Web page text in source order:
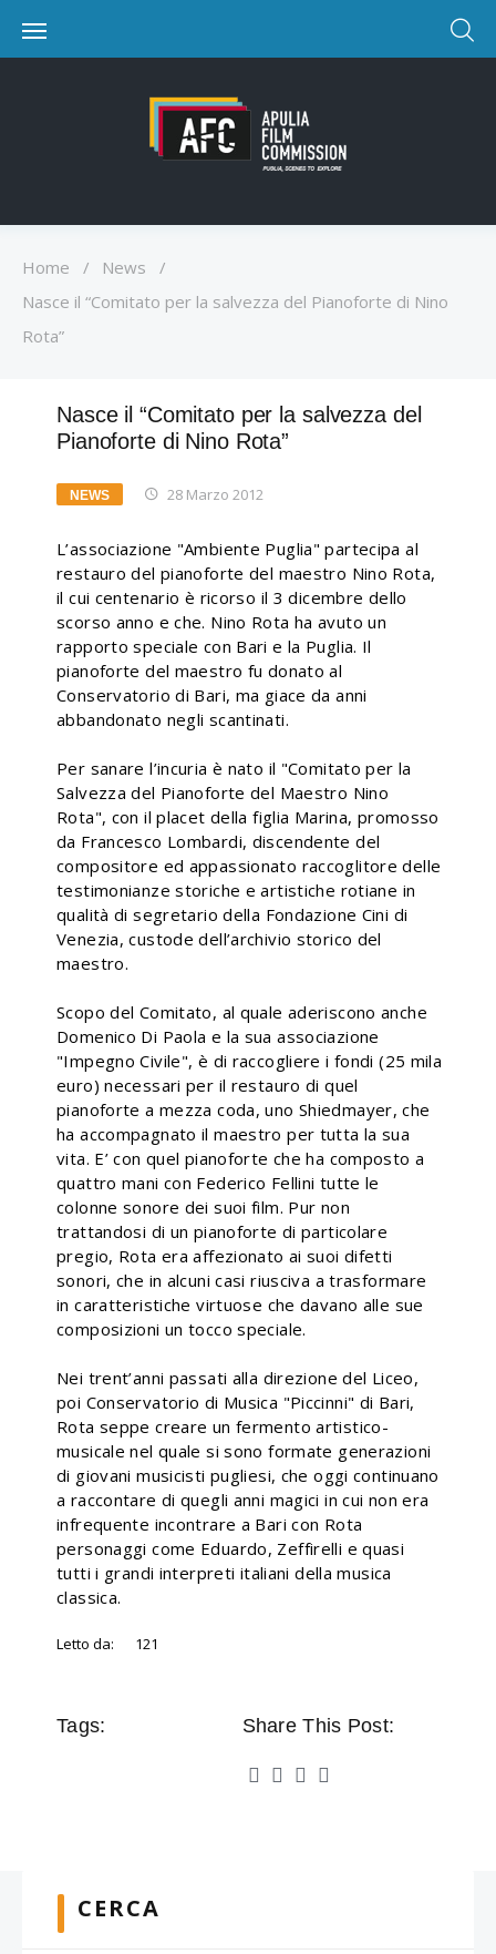
Home / News
/
Nasce il “Comitato per la salvezza del Pianoforte di Nino
Rota”
Nasce il “Comitato per la salvezza del
Pianoforte di Nino Rota”
NEWS 28 Marzo 2012
L’associazione "Ambiente Puglia" partecipa al
restauro del pianoforte del maestro Nino Rota,
il cui centenario è ricorso il 3 dicembre dello
scorso anno e che. Nino Rota ha avuto un
rapporto speciale con Bari e la Puglia. Il
pianoforte del maestro fu donato al
Conservatorio di Bari, ma giace da anni
abbandonato negli scantinati.
Per sanare l’incuria è nato il "Comitato per la
Salvezza del Pianoforte del Maestro Nino
Rota", con il placet della figlia Marina, promosso
da Francesco Lombardi, discendente del
compositore ed appassionato raccoglitore delle
testimonianze storiche e artistiche rotiane in
qualità di segretario della Fondazione Cini di
Venezia, custode dell’archivio storico del
maestro.
Scopo del Comitato, al quale aderiscono anche
Domenico Di Paola e la sua associazione
"Impegno Civile", è di raccogliere i fondi (25 mila
euro) necessari per il restauro di quel
pianoforte a mezza coda, uno Shiedmayer, che
ha accompagnato il maestro per tutta la sua
vita. E’ con quel pianoforte che ha composto a
quattro mani con Federico Fellini tutte le
colonne sonore dei suoi film. Pur non
trattandosi di un pianoforte di particolare
pregio, Rota era affezionato ai suoi difetti
sonori, che in alcuni casi riusciva a trasformare
in caratteristiche virtuose che davano alle sue
composizioni un tocco speciale.
Nei trent’anni passati alla direzione del Liceo,
poi Conservatorio di Musica "Piccinni" di Bari,
Rota seppe creare un fermento artistico-
musicale nel quale si sono formate generazioni
di giovani musicisti pugliesi, che oggi continuano
a raccontare di quegli anni magici in cui non era
infrequente incontrare a Bari con Rota
personaggi come Eduardo, Zeffirelli e quasi
tutti i grandi interpreti italiani della musica
classica.
Letto da: 121
Tags: Share This Post:
CERCA